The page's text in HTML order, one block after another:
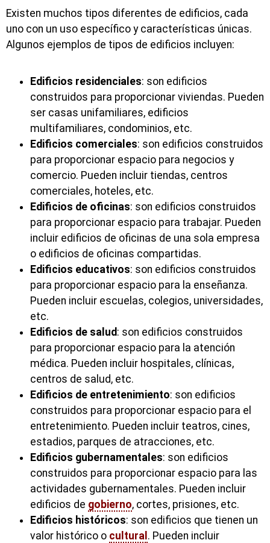
Existen muchos tipos diferentes de edificios, cada
uno con un uso específico y características únicas.
Algunos ejemplos de tipos de edificios incluyen:
Edificios residenciales: son edificios
construidos para proporcionar viviendas. Pueden
ser casas unifamiliares, edificios
multifamiliares, condominios, etc.
Edificios comerciales: son edificios construidos
para proporcionar espacio para negocios y
comercio. Pueden incluir tiendas, centros
comerciales, hoteles, etc.
Edificios de oficinas: son edificios construidos
para proporcionar espacio para trabajar. Pueden
incluir edificios de oficinas de una sola empresa
o edificios de oficinas compartidas.
Edificios educativos: son edificios construidos
para proporcionar espacio para la enseñanza.
Pueden incluir escuelas, colegios, universidades,
etc.
Edificios de salud: son edificios construidos
para proporcionar espacio para la atención
médica. Pueden incluir hospitales, clínicas,
centros de salud, etc.
Edificios de entretenimiento: son edificios
construidos para proporcionar espacio para el
entretenimiento. Pueden incluir teatros, cines,
estadios, parques de atracciones, etc.
Edificios gubernamentales: son edificios
construidos para proporcionar espacio para las
actividades gubernamentales. Pueden incluir
edificios de gobierno, cortes, prisiones, etc.
Edificios históricos: son edificios que tienen un
valor histórico o cultural . Pueden incluir